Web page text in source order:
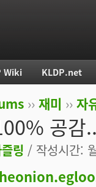
›› 재미 ›› 자
공감
링 / 작성시간:
Wiki KLDP.net